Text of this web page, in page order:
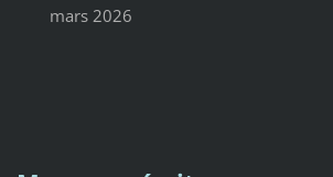
mars 2026